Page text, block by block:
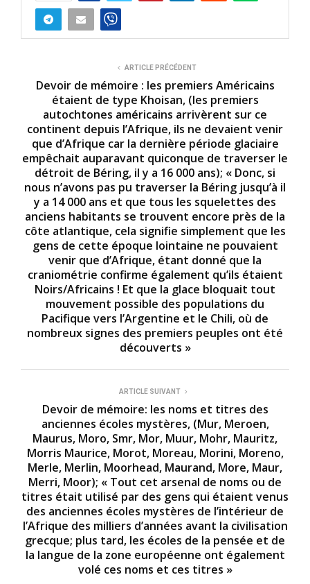
ARTICLE PRÉCÉDENT
Devoir de mémoire : les premiers Américains
étaient de type Khoisan, (les premiers
autochtones américains arrivèrent sur ce
continent depuis l’Afrique, ils ne devaient venir
que d’Afrique car la dernière période glaciaire
empêchait auparavant quiconque de traverser le
détroit de Béring, il y a 16 000 ans); « Donc, si
nous n’avons pas pu traverser la Béring jusqu’à il
y a 14 000 ans et que tous les squelettes des
anciens habitants se trouvent encore près de la
côte atlantique, cela signifie simplement que les
gens de cette époque lointaine ne pouvaient
venir que d’Afrique, étant donné que la
craniométrie confirme également qu’ils étaient
Noirs/Africains ! Et que la glace bloquait tout
mouvement possible des populations du
Pacifique vers l’Argentine et le Chili, où de
nombreux signes des premiers peuples ont été
découverts »
ARTICLE SUIVANT
Devoir de mémoire: les noms et titres des
anciennes écoles mystères, (Mur, Meroen,
Maurus, Moro, Smr, Mor, Muur, Mohr, Mauritz,
Morris Maurice, Morot, Moreau, Morini, Moreno,
Merle, Merlin, Moorhead, Maurand, More, Maur,
Merri, Moor); « Tout cet arsenal de noms ou de
titres était utilisé par des gens qui étaient venus
des anciennes écoles mystères de l’intérieur de
l’Afrique des milliers d’années avant la civilisation
grecque; plus tard, les écoles de la pensée et de
la langue de la zone européenne ont également
volé ces noms et ces titres »